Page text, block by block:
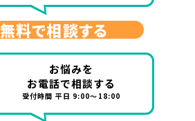
無料で相談する
お悩みを
お電話で相談する
受付時間 平日 9:00～18:00